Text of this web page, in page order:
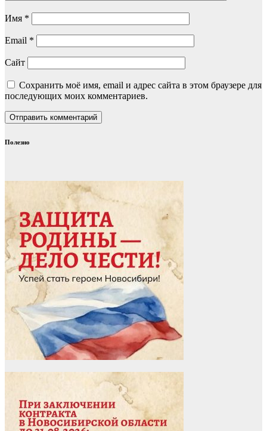
Имя *
Email *
Сайт
Сохранить моё имя, email и адрес сайта в этом браузере для
последующих моих комментариев.
Полезно